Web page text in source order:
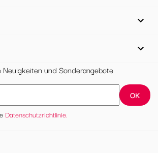


Neuigkeiten und Sonderangebote
Datenschutzrichtlinie.